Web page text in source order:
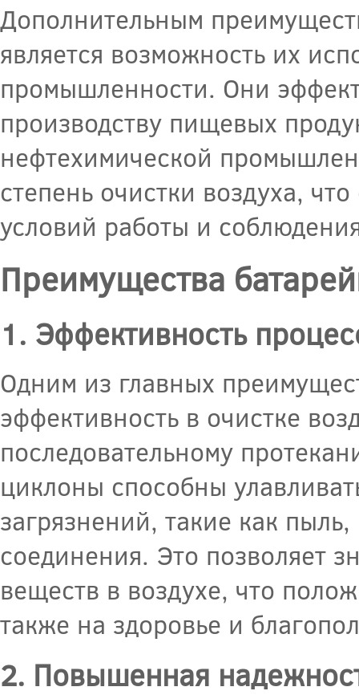
Дополнительным
является возможность их
промышленности. Они
производству пищевых
нефтехимической
степень очистки воздуха,
условий работы и
Преимущества
1. Эффективность
Одним из главных
эффективность в очистке
последовательному
циклоны способны
загрязнений, такие как
соединения. Это позволяет
веществ в воздухе, что
также на здоровье и
2. Повышенная